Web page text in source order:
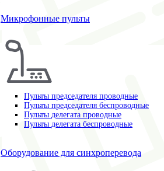
Микрофонные пульты
Пульты председателя проводные
Пульты председателя беспроводные
Пульты делегата проводные
Пульты делегата беспроводные
Оборудование для синхроперевода